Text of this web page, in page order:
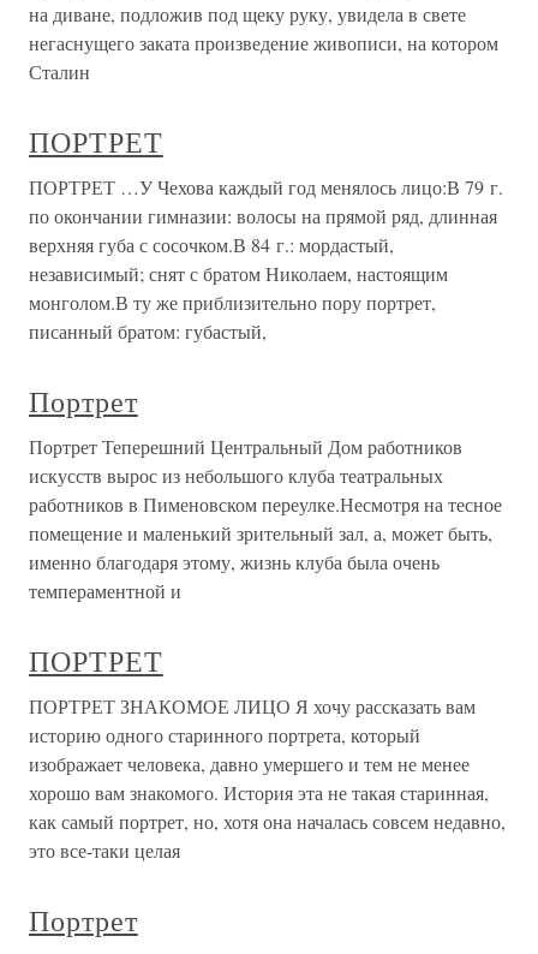
на диване, подложив под щеку руку, увидела в свете
негаснущего заката произведение живописи, на котором
Сталин
ПОРТРЕТ
ПОРТРЕТ …У Чехова каждый год менялось лицо:В 79 г.
по окончании гимназии: волосы на прямой ряд, длинная
верхняя губа с сосочком.В 84 г.: мордастый,
независимый; снят с братом Николаем, настоящим
монголом.В ту же приблизительно пору портрет,
писанный братом: губастый,
Портрет
Портрет Теперешний Центральный Дом работников
искусств вырос из небольшого клуба театральных
работников в Пименовском переулке.Несмотря на тесное
помещение и маленький зрительный зал, а, может быть,
именно благодаря этому, жизнь клуба была очень
темпераментной и
ПОРТРЕТ
ПОРТРЕТ ЗНАКОМОЕ ЛИЦО Я хочу рассказать вам
историю одного старинного портрета, который
изображает человека, давно умершего и тем не менее
хорошо вам знакомого. История эта не такая старинная,
как самый портрет, но, хотя она началась совсем недавно,
это все-таки целая
Портрет